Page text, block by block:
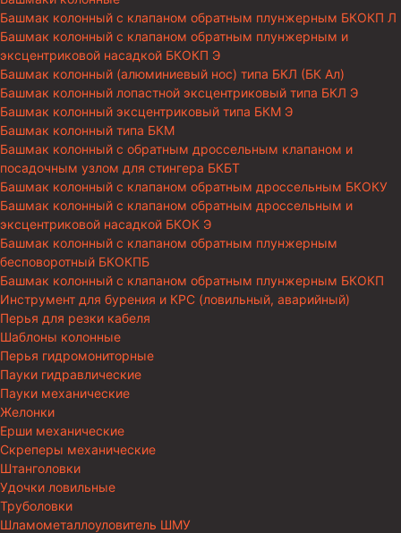
Башмак колонный с клапаном обратным плунжерным БКОКП Л
Башмак колонный с клапаном обратным плунжерным и
эксцентриковой насадкой БКОКП Э
Башмак колонный (алюминиевый нос) типа БКЛ (БК Ал)
Башмак колонный лопастной эксцентриковый типа БКЛ Э
Башмак колонный эксцентриковый типа БКМ Э
Башмак колонный типа БКМ
Башмак колонный с обратным дроссельным клапаном и
посадочным узлом для стингера БКБТ
Башмак колонный с клапаном обратным дроссельным БКОКУ
Башмак колонный с клапаном обратным дроссельным и
эксцентриковой насадкой БКОК Э
Башмак колонный с клапаном обратным плунжерным
бесповоротный БКОКПБ
Башмак колонный с клапаном обратным плунжерным БКОКП
Инструмент для бурения и КРС (ловильный, аварийный)
Перья для резки кабеля
Шаблоны колонные
Перья гидромониторные
Пауки гидравлические
Пауки механические
Желонки
Ерши механические
Скреперы механические
Штанголовки
Удочки ловильные
Труболовки
Шламометаллоуловитель ШМУ